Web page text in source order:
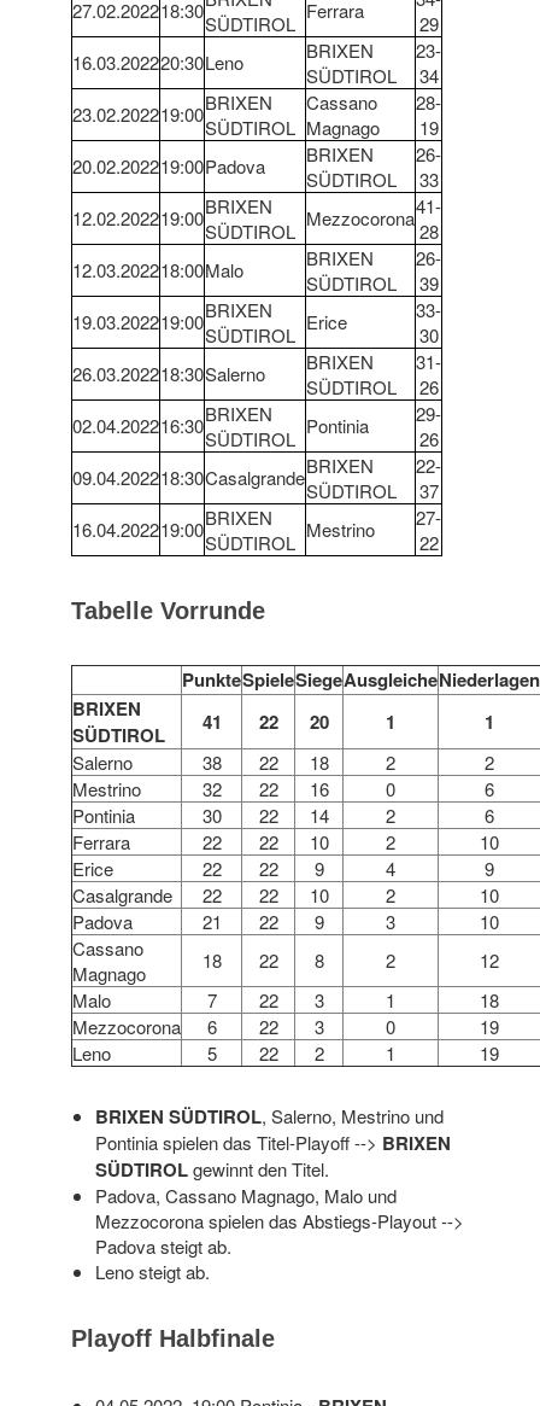
27.02.202218:30
SÜDTIROL
Ferrara
29
16.03.202220:30Leno
BRIXEN
SÜDTIROL
23-
34
23.02.202219:00BRIXEN
SÜDTIROL
Cassano
Magnago
28-
19
20.02.202219:00Padova
BRIXEN
SÜDTIROL
26-
33
12.02.202219:00BRIXEN
SÜDTIROL
Mezzocorona41-
28
12.03.202218:00Malo
BRIXEN
SÜDTIROL
26-
39
19.03.202219:00BRIXEN
SÜDTIROL
Erice
33-
30
26.03.202218:30Salerno
BRIXEN
SÜDTIROL
31-
26
02.04.202216:30BRIXEN
SÜDTIROL
Pontinia
29-
26
09.04.202218:30CasalgrandeBRIXEN
SÜDTIROL
22-
37
16.04.202219:00BRIXEN
SÜDTIROL
Mestrino
27-
22
Tabelle Vorrunde
PunkteSpieleSiegeAusgleicheNiederlagen
BRIXEN
SÜDTIROL
41 22 20 1 1
Salerno 38 22 18 2
2
Mestrino
32 22 16 0
6
Pontinia
30 22 14 2
6
Ferrara
22 22 10 2
10
Erice
22 22 9 4
9
Casalgrande
22 22 10 2
10
Padova
21 22 9 3
10
Cassano
Magnago
18 22 8 2
12
Malo
7 22 3 1
18
Mezzocorona
6 22 3 0
19
Leno
5 22 2 1 19
BRIXEN SÜDTIROL, Salerno, Mestrino und
Pontinia spielen das Titel-Playoff --> BRIXEN
SÜDTIROLgewinnt den Titel.
Padova, Cassano Magnago, Malo und
Mezzocorona spielen das Abstiegs-Playout -->
Padova steigt ab.
Leno steigt ab.
Playoff Halbfinale